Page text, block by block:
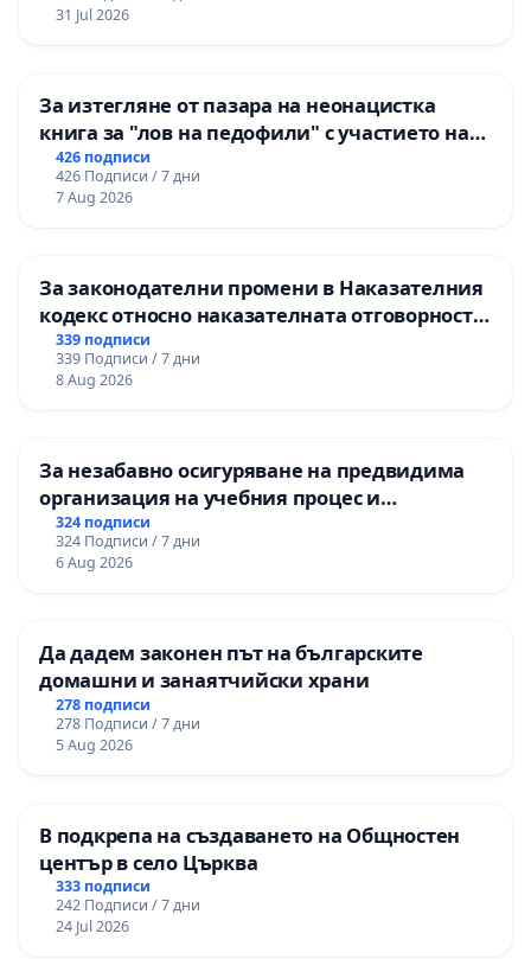
31 Jul 2026
За изтегляне от пазара на неонацистка
книга за "лов на педофили" с участието на
деца
426 подписи
426 Подписи / 7 дни
7 Aug 2026
За законодателни промени в Наказателния
кодекс относно наказателната отговорност
на непълнолетните при особено тежки
умишлени престъпления
339 подписи
339 Подписи / 7 дни
8 Aug 2026
За незабавно осигуряване на предвидима
организация на учебния процес и
гарантиране на правото на равнопоставено
и качествено образование на учениците от
ОУ „Княз Александър I“ и Хуманитарна
324 подписи
324 Подписи / 7 дни
6 Aug 2026
Да дадем законен път на българските
домашни и занаятчийски храни
278 подписи
278 Подписи / 7 дни
5 Aug 2026
В подкрепа на създаването на Общностен
център в село Църква
333 подписи
242 Подписи / 7 дни
24 Jul 2026